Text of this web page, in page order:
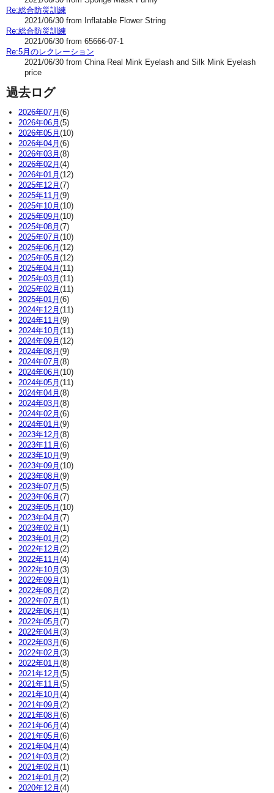
Re:総合防災訓練
2021/06/30 from Inflatable Flower String
Re:総合防災訓練
2021/06/30 from 65666-07-1
Re:5月のレクレーション
2021/06/30 from China Real Mink Eyelash and Silk Mink Eyelash
price
過去ログ
2026年07月 (6)
2026年06月 (5)
2026年05月 (10)
2026年04月 (6)
2026年03月 (8)
2026年02月 (4)
2026年01月 (12)
2025年12月 (7)
2025年11月 (9)
2025年10月 (10)
2025年09月 (10)
2025年08月 (7)
2025年07月 (10)
2025年06月 (12)
2025年05月 (12)
2025年04月 (11)
2025年03月 (11)
2025年02月 (11)
2025年01月 (6)
2024年12月 (11)
2024年11月 (9)
2024年10月 (11)
2024年09月 (12)
2024年08月 (9)
2024年07月 (8)
2024年06月 (10)
2024年05月 (11)
2024年04月 (8)
2024年03月 (8)
2024年02月 (6)
2024年01月 (9)
2023年12月 (8)
2023年11月 (6)
2023年10月 (9)
2023年09月 (10)
2023年08月 (9)
2023年07月 (5)
2023年06月 (7)
2023年05月 (10)
2023年04月 (7)
2023年02月 (1)
2023年01月 (2)
2022年12月 (2)
2022年11月 (4)
2022年10月 (3)
2022年09月 (1)
2022年08月 (2)
2022年07月 (1)
2022年06月 (1)
2022年05月 (7)
2022年04月 (3)
2022年03月 (6)
2022年02月 (3)
2022年01月 (8)
2021年12月 (5)
2021年11月 (5)
2021年10月 (4)
2021年09月 (2)
2021年08月 (6)
2021年06月 (4)
2021年05月 (6)
2021年04月 (4)
2021年03月 (2)
2021年02月 (1)
2021年01月 (2)
2020年12月 (4)